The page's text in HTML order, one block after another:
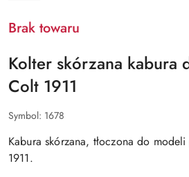
Brak towaru
Kolter skórzana kabura
Colt 1911
Symbol: 1678
Kabura skórzana, tłoczona do
1911.